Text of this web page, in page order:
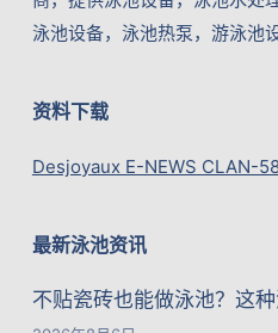
泳池设备，泳池热泵，游泳池
资料下载
Desjoyaux E-NEWS CLAN-
最新泳池资讯
不贴瓷砖也能做泳池？这